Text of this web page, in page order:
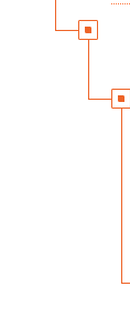
Rôle